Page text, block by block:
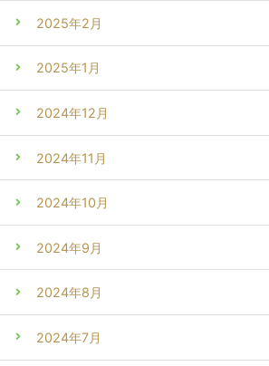
2025年2月
2025年1月
2024年12月
2024年11月
2024年10月
2024年9月
2024年8月
2024年7月